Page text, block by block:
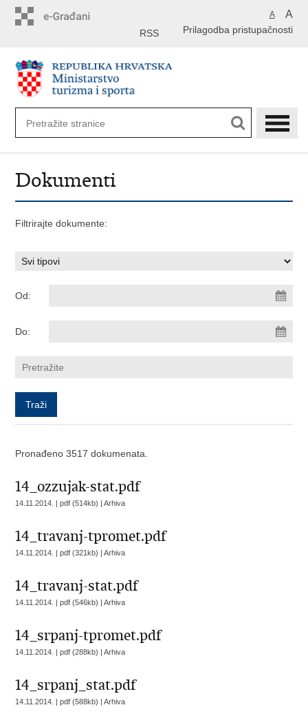
A A
Prilagodba pristupačnosti
RSS
Dokumenti
Filtrirajte dokumente:
Od:
Do:
Pronađeno 3517 dokumenata.
14_ozzujak-stat.pdf
14.11.2014. | pdf (514kb) |Arhiva
14_travanj-tpromet.pdf
14.11.2014. | pdf (321kb) |Arhiva
14_travanj-stat.pdf
14.11.2014. | pdf (546kb) |Arhiva
14_srpanj-tpromet.pdf
14.11.2014. | pdf (288kb) |Arhiva
14_srpanj_stat.pdf
14.11.2014. | pdf (588kb) |Arhiva